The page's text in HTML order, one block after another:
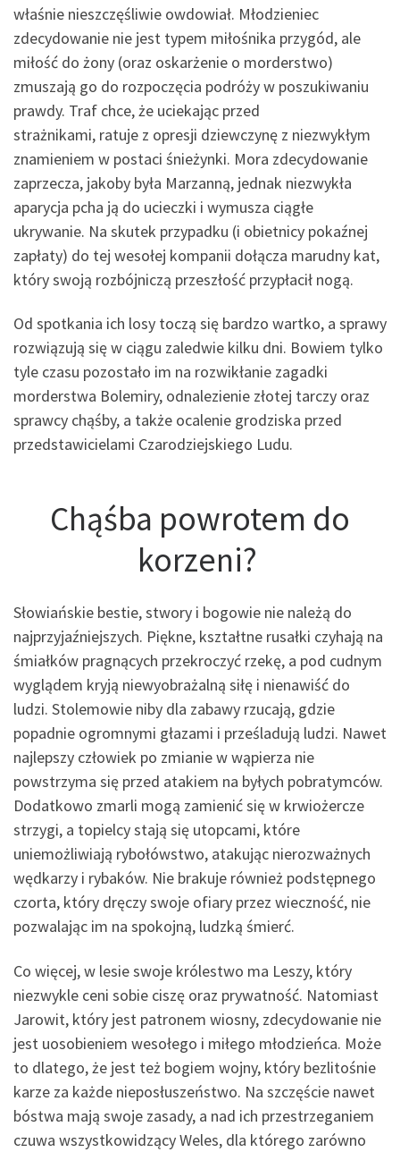
właśnie nieszczęśliwie owdowiał. Młodzieniec
zdecydowanie nie jest typem miłośnika przygód, ale
miłość do żony (oraz oskarżenie o morderstwo)
zmuszają go do rozpoczęcia podróży w poszukiwaniu
prawdy. Traf chce, że uciekając przed
strażnikami, ratuje z opresji dziewczynę z niezwykłym
znamieniem w postaci śnieżynki. Mora zdecydowanie
zaprzecza, jakoby była Marzanną, jednak niezwykła
aparycja pcha ją do ucieczki i wymusza ciągłe
ukrywanie. Na skutek przypadku (i obietnicy pokaźnej
zapłaty) do tej wesołej kompanii dołącza marudny kat,
który swoją rozbójniczą przeszłość przypłacił nogą.
Od spotkania ich losy toczą się bardzo wartko, a sprawy
rozwiązują się w ciągu zaledwie kilku dni. Bowiem tylko
tyle czasu pozostało im na rozwikłanie zagadki
morderstwa Bolemiry, odnalezienie złotej tarczy oraz
sprawcy chąśby, a także ocalenie grodziska przed
przedstawicielami Czarodziejskiego Ludu.
Chąśba powrotem do
korzeni?
Słowiańskie bestie, stwory i bogowie nie należą do
najprzyjaźniejszych. Piękne, kształtne rusałki czyhają na
śmiałków pragnących przekroczyć rzekę, a pod cudnym
wyglądem kryją niewyobrażalną siłę i nienawiść do
ludzi. Stolemowie niby dla zabawy rzucają, gdzie
popadnie ogromnymi głazami i prześladują ludzi. Nawet
najlepszy człowiek po zmianie w wąpierza nie
powstrzyma się przed atakiem na byłych pobratymców.
Dodatkowo zmarli mogą zamienić się w krwiożercze
strzygi, a topielcy stają się utopcami, które
uniemożliwiają rybołówstwo, atakując nierozważnych
wędkarzy i rybaków. Nie brakuje również podstępnego
czorta, który dręczy swoje ofiary przez wieczność, nie
pozwalając im na spokojną, ludzką śmierć.
Co więcej, w lesie swoje królestwo ma Leszy, który
niezwykle ceni sobie ciszę oraz prywatność. Natomiast
Jarowit, który jest patronem wiosny, zdecydowanie nie
jest uosobieniem wesołego i miłego młodzieńca. Może
to dlatego, że jest też bogiem wojny, który bezlitośnie
karze za każde nieposłuszeństwo. Na szczęście nawet
bóstwa mają swoje zasady, a nad ich przestrzeganiem
czuwa wszystkowidzący Weles, dla którego zarówno